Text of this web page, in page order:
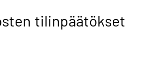
tilinpäätökset